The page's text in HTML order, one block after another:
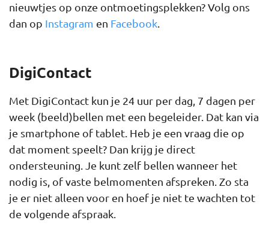
nieuwtjes op onze ontmoetingsplekken? Volg ons
dan op Instagram en Facebook
DigiContact
Met DigiContact kun je 24 uur per dag, 7 dagen per
week (beeld)bellen met een begeleider. Dat kan via
je smartphone of tablet. Heb je een vraag die op
dat moment speelt? Dan krijg je direct
ondersteuning. Je kunt zelf bellen wanneer het
nodig is, of vaste belmomenten afspreken. Zo sta
je er niet alleen voor en hoef je niet te wachten tot
de volgende afspraak.